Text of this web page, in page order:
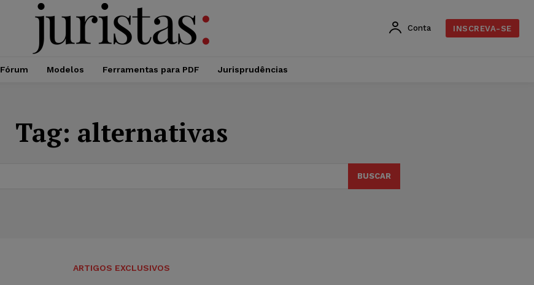
Conta INSCREVA-SE
Fórum Modelos Ferramentas para PDF Jurisprudências
Tag: alternativas
BUSCAR
ARTIGOS EXCLUSIVOS